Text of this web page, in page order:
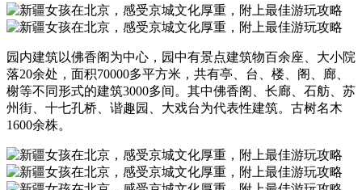
园内建筑以佛香阁为中心，园中有景点建筑物百余座、大小院
落20余处，面积70000多平方米，共有亭、台、楼、阁、廊、
榭等不同形式的建筑3000多间。其中佛香阁、长廊、石舫、苏
州街、十七孔桥、谐趣园、大戏台为代表性建筑。古树名木
1600余株。